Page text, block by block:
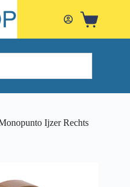
Shopping
Ijzer Rechts